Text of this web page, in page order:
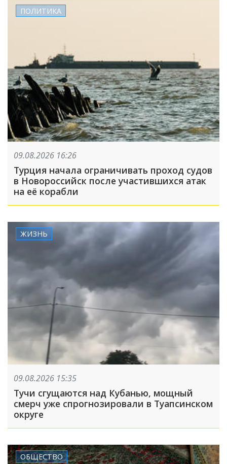
ПОЛИТИКА
09.08.2026 16:26
Турция начала ограничивать проход судов
в Новороссийск после участившихся атак
на её корабли
ЖИЗНЬ
09.08.2026 15:35
Тучи сгущаются над Кубанью, мощный
смерч уже спрогнозировали в Туапсинском
округе
ОБЩЕСТВО